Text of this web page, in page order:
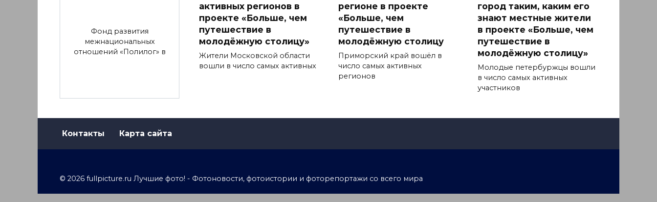
Фонд развития
межнациональных
отношений «Полилог» в
активных регионов в
проекте «Больше, чем
путешествие в
молодёжную столицу»
Жители Московской области
вошли в число самых активных
регионе в проекте
«Больше, чем
путешествие в
молодёжную столицу
Приморский край вошёл в
число самых активных
регионов
город таким, каким его
знают местные жители
в проекте «Больше, чем
путешествие в
молодёжную столицу»
Молодые петербуржцы вошли
в число самых активных
участников
Контакты Карта сайта
© 2026 fullpicture.ru Лучшие фото! - Фотоновости, фотоистории и фоторепортажи со всего мира